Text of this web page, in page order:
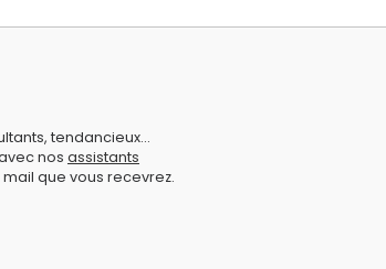
tendancieux...
nos assistants
que vous recevrez.